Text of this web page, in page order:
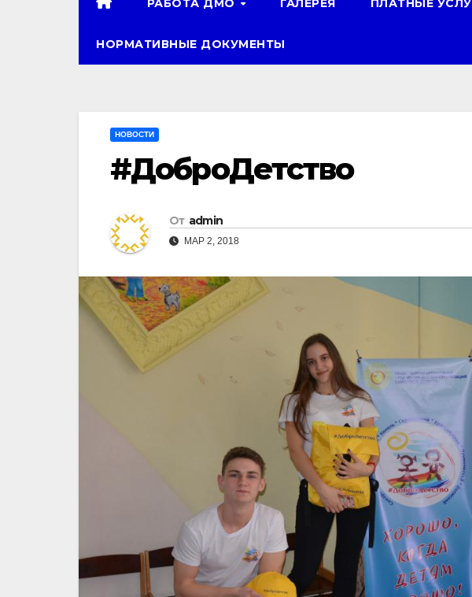
РАБОТА ДМО ГАЛЕРЕЯ ПЛАТНЫЕ
НОРМАТИВНЫЕ ДОКУМЕНТЫ
НОВОСТИ
#ДоброДетство
От admin
МАР 2, 2018